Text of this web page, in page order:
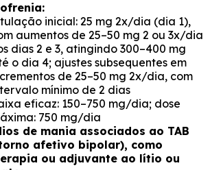
inicial: 25 mg 2x/dia (dia 1),
aumentos de 25–50 mg 2 ou 3x/dia
dias 2 e 3, atingindo 300–400 mg
o dia 4; ajustes subsequentes em
de 25–50 mg 2x/dia, com
mínimo de 2 dias
eficaz: 150–750 mg/dia; dose
750 mg/dia
de mania associados ao TAB
afetivo bipolar), como
ou adjuvante ao lítio ou